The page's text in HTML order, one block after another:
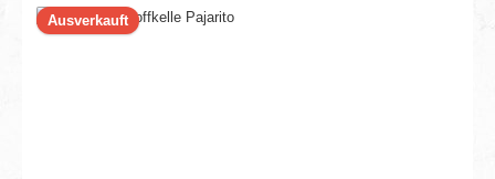
Ausverkauft